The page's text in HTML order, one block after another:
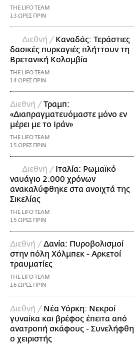
THE LIFO TEAM
13 ΩΡΕΣ ΠΡΙΝ
Διεθνή / Καναδάς: Τεράστιες
δασικές πυρκαγιές πλήττουν τη
Βρετανική Κολομβία
THE LIFO TEAM
14 ΩΡΕΣ ΠΡΙΝ
Διεθνή /Τραμπ:
«Διαπραγματευόμαστε μόνο εν
μέρει με το Ιράν»
THE LIFO TEAM
15 ΩΡΕΣ ΠΡΙΝ
Διεθνή / Ιταλία: Ρωμαϊκό
ναυάγιο 2.000 χρόνων
ανακαλύφθηκε στα ανοιχτά της
Σικελίας
THE LIFO TEAM
15 ΩΡΕΣ ΠΡΙΝ
Διεθνή /Δανία: Πυροβολισμοί
στην πόλη Χόλμπεκ - Αρκετοί
τραυματίες
THE LIFO TEAM
16 ΩΡΕΣ ΠΡΙΝ
Διεθνή / Νέα Υόρκη: Νεκροί
γυναίκα και βρέφος έπειτα από
ανατροπή σκάφους - Συνελήφθη
ο χειριστής